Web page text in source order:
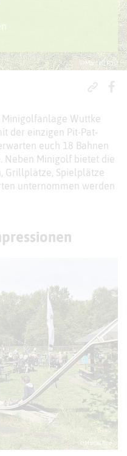
© Marcell Rost
Minigolfanlage Wuttke
der einzigen Pit-Pat-
euch 18 Bahnen
Neben Minigolf bietet die
Grillplätze, Spielplätze
unternommen werden
© Marcell Rost